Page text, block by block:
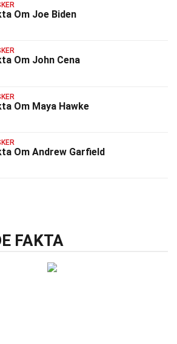
Om Joe Biden
Om John Cena
Om Maya Hawke
Om Andrew Garfield
FAKTA